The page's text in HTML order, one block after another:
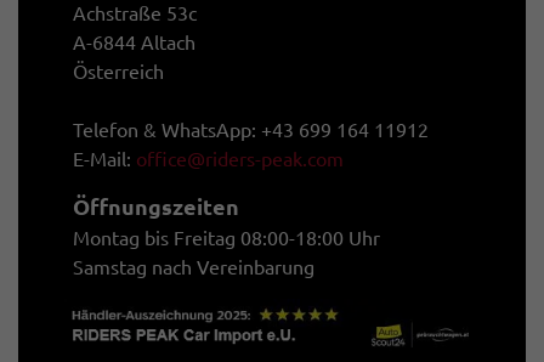
Achstraße 53c
A-6844 Altach
Österreich
Telefon & WhatsApp: +43 699 164 11912
E-Mail: office@riders-peak.com
Öffnungszeiten
Montag bis Freitag 08:00-18:00 Uhr
Samstag nach Vereinbarung